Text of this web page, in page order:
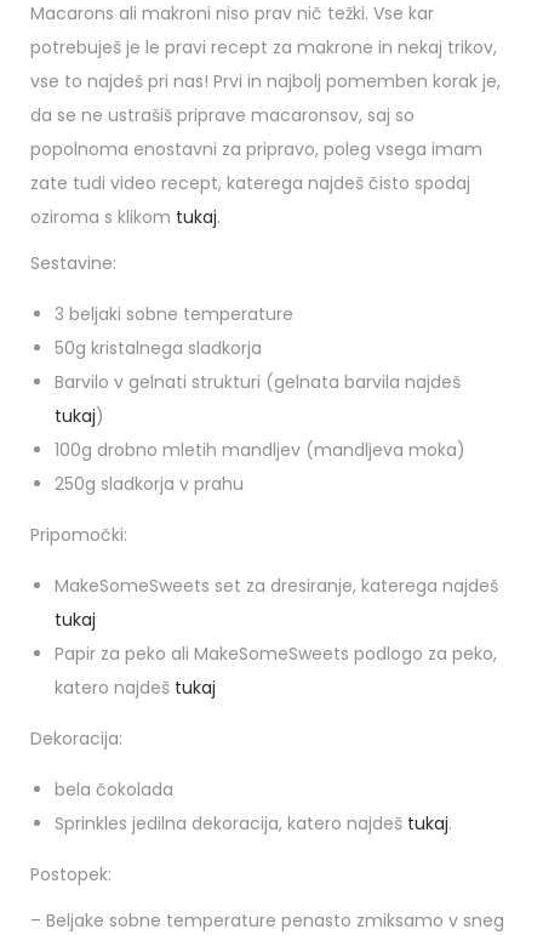
Macarons ali makroni niso prav nič težki. Vse kar
potrebuješ je le pravi recept za makrone in nekaj trikov,
vse to najdeš pri nas! Prvi in najbolj pomemben korak je,
da se ne ustrašiš priprave macaronsov, saj so
popolnoma enostavni za pripravo, poleg vsega imam
zate tudi video recept, katerega najdeš čisto spodaj
oziroma s klikom tukaj.
Sestavine:
3 beljaki sobne temperature
50g kristalnega sladkorja
Barvilo v gelnati strukturi (gelnata barvila najdeš
tukaj)
100g drobno mletih mandljev (mandljeva moka)
250g sladkorja v prahu
Pripomočki:
MakeSomeSweets set za dresiranje, katerega najdeš
tukaj
Papir za peko ali MakeSomeSweets podlogo za peko,
katero najdeš tukaj
Dekoracija:
bela čokolada
Sprinkles jedilna dekoracija, katero najdeš tukaj.
Postopek:
– Beljake sobne temperature penasto zmiksamo v sneg